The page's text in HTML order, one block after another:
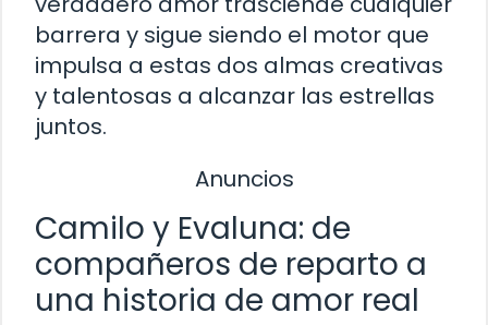
barrera y sigue siendo el motor que
impulsa a estas dos almas creativas
y talentosas a alcanzar las estrellas
juntos.
Anuncios
Camilo y Evaluna: de
compañeros de reparto a
una historia de amor real